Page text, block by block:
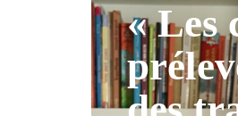
« Les